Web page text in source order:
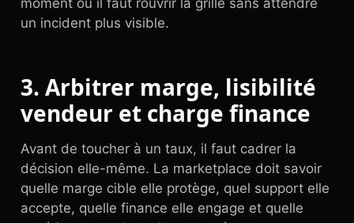
moment où il faut rouvrir la grille sans attendre
un incident plus visible.
3. Arbitrer marge, lisibilité
vendeur et charge finance
Avant de toucher à un taux, il faut cadrer la
décision elle-même. La marketplace doit savoir
quelle marge cible elle protège, quel support elle
accepte, quelle finance elle engage et quelle